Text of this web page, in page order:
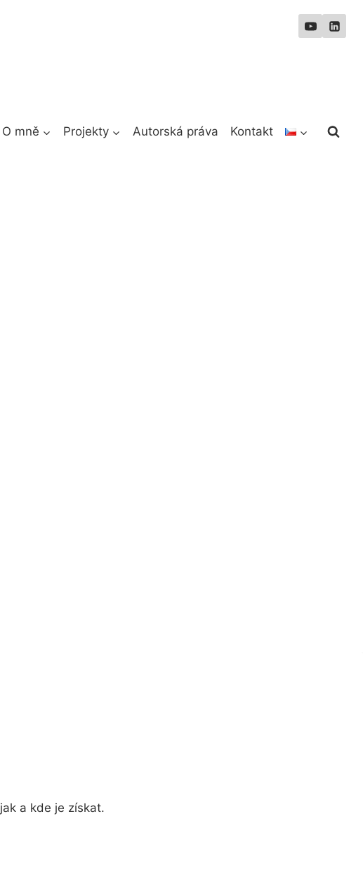
O mně Projekty Autorská práva Kontakt
a kde je získat.